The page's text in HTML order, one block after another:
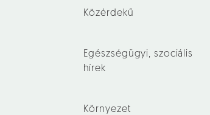
Közérdekű
Egészségügyi, szociális
hírek
Környezet